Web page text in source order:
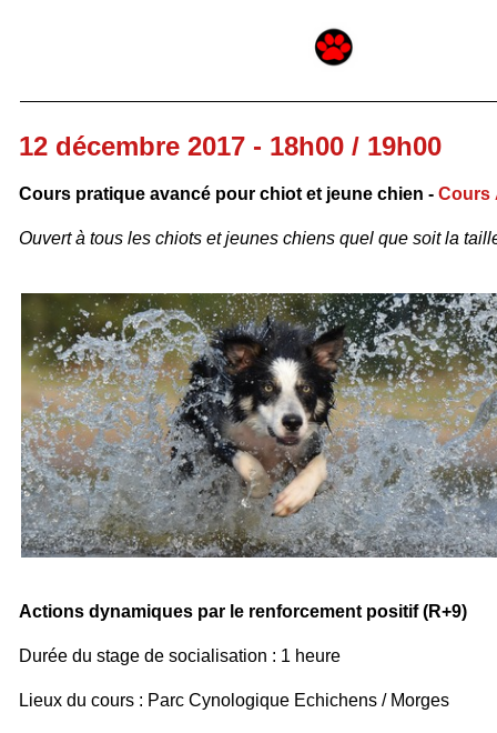
12 décembre 2017 - 18h00 / 19h00
Cours pratique avancé pour chiot et jeune chien - Cours
Ouvert à tous les chiots et jeunes chiens quel que soit la
Actions dynamiques par le renforcement positif (R+9)
Durée du stage de socialisation : 1 heure
Lieux du cours : Parc Cynologique Echichens / Morges